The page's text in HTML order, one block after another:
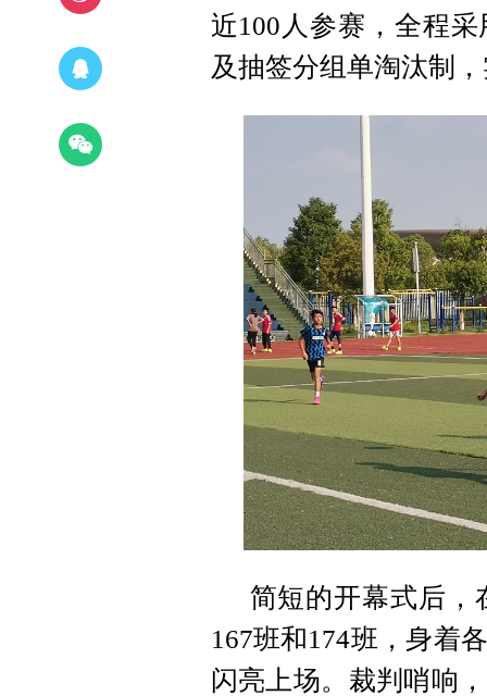
近100人参赛，全程
及抽签分组单淘汰制
简短的开幕式后，
167班和174班，身着
闪亮上场。裁判哨响